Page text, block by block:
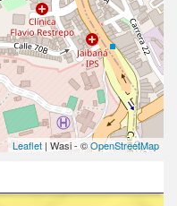
Leaflet | Wasi - ©OpenStreetMap